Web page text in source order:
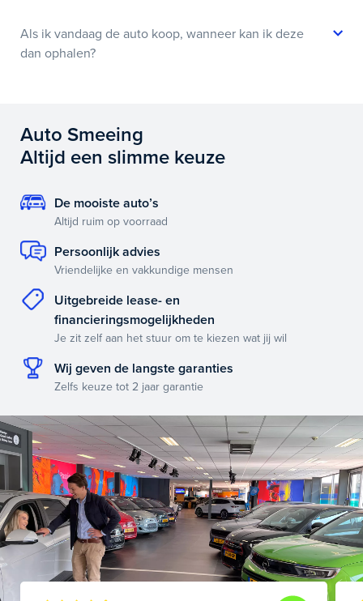
Als ik vandaag de auto koop, wanneer kan ik deze
dan ophalen?
Auto Smeeing
Altijd een slimme keuze
De mooiste auto’s
Altijd ruim op voorraad
Persoonlijk advies
Vriendelijke en vakkundige mensen
Uitgebreide lease- en
financieringsmogelijkheden
Je zit zelf aan het stuur om te kiezen wat jij wil
Wij geven de langste garanties
Zelfs keuze tot 2 jaar garantie